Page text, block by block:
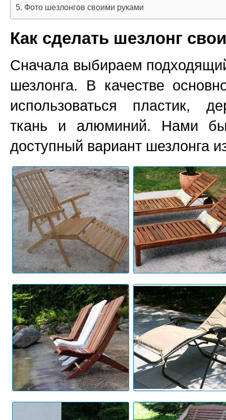
Фото шезлонгов своими руками
Как сделать шезлонг
Сначала выбираем
шезлонга. В качестве
использоваться пластик,
ткань и алюминий. Нами
доступный вариант шезлонга